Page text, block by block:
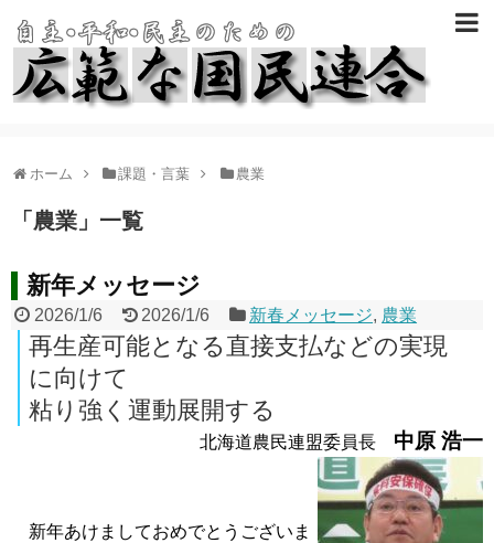
ホーム 課題・言葉 農業
「 農業 」 一覧
新年メッセージ
2026/1/6 2026/1/6 新春メッセージ, 農業
再生産可能となる直接支払などの実現
に向けて
粘り強く運動展開する
北海道農民連盟委員長 中原 浩一
新年あけましておめでとうございま